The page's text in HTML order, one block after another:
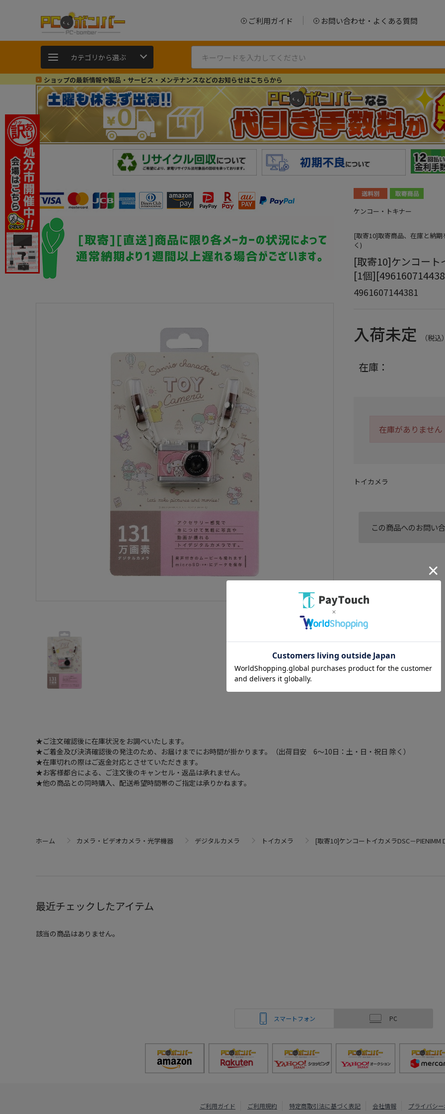
ご利用ガイド お問い合わせ・よくある質問
カテゴリから選ぶ
ショップの最新情報や製品・サービス・メンテナンスなどのお知らせはこちらから
ケンコー・トキナー
[取寄10]取寄商品、在庫と納
く)
[取寄10]ケンコート
[1個
4961607144381
入荷未定 （税込
在庫：
在庫がありません
トイカメラ
この商品へのお問い
★ご注文確認後に在庫状況をお調べいたします。
★ご着金及び決済確認後の発注のため、お届けまでにお時間が掛かります。（出荷目安 6～10日：土・日・祝日 除く）
★在庫切れの際はご返金対応とさせていただきます。
★お客様都合による、ご注文後のキャンセル・返品は承れません。
★他の商品との同時購入、配送希望時間帯のご指定は承りかねます。
ホーム カメラ・ビデオカメラ・光学機器 デジタルカメラ トイカメラ [取寄10]ケンコートイカメラDSC－PIENIMM
最近チェックしたアイテム
該当の商品はありません。
スマートフォン PC
ご利用ガイド ご利用規約 特定商取引法に基づく表記 会社情報 プライバシ